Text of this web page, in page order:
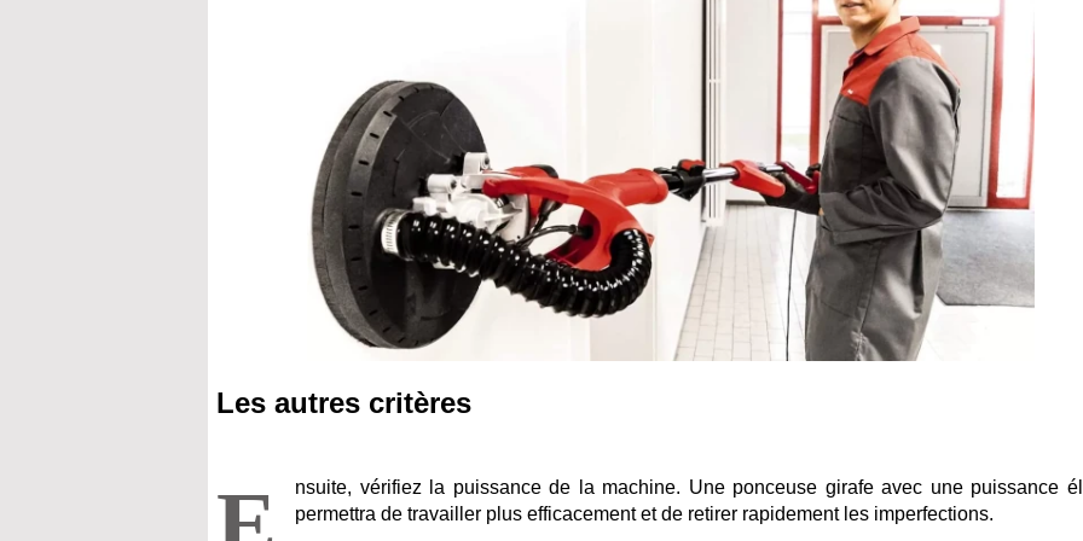
Les autres critères
nsuite, vérifiez la puissance de la machine. Une ponceuse girafe avec une puissance
permettra de travailler plus efficacement et de retirer rapidement les imperfections.